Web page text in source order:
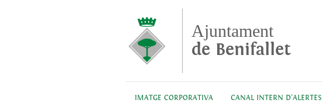
Ajuntament
de Benifallet
IMATGE CORPORATIVA CANAL INTERN D'ALERTES